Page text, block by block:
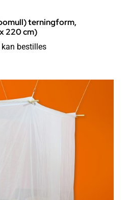
terningform,
220 cm)
bestilles